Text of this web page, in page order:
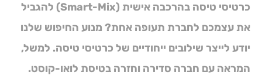
כרטיסי טיסה בהרכבה אישית (Smart-Mix)
להגביל
את עצמכם לחברת תעופה אחת? מנוע החיפוש שלנו
יודע לייצר שילובים ייחודיים של כרטיסי טיסה. למשל,
המראה עם חברה סדירה וחזרה בטיסת לואו-קוסט.